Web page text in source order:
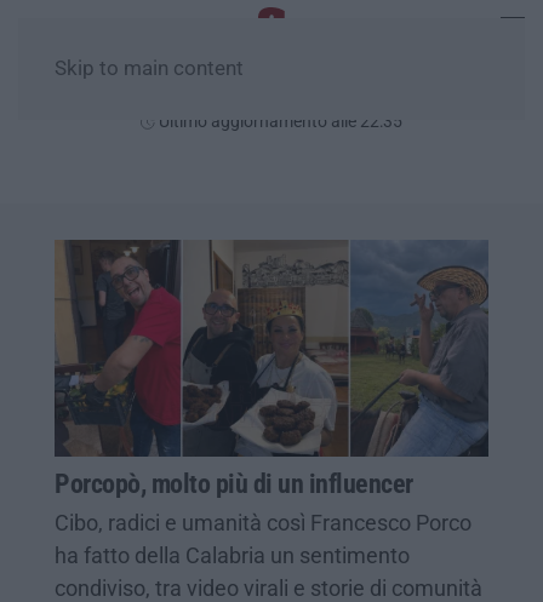
Skip to main content
Ultimo aggiornamento alle 22:35
Porcopò, molto più di un influencer
Cibo, radici e umanità così Francesco Porco
ha fatto della Calabria un sentimento
condiviso, tra video virali e storie di comunità